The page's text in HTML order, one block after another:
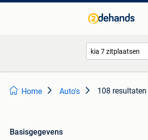
Home Auto's 108 resultaten
Basisgegevens